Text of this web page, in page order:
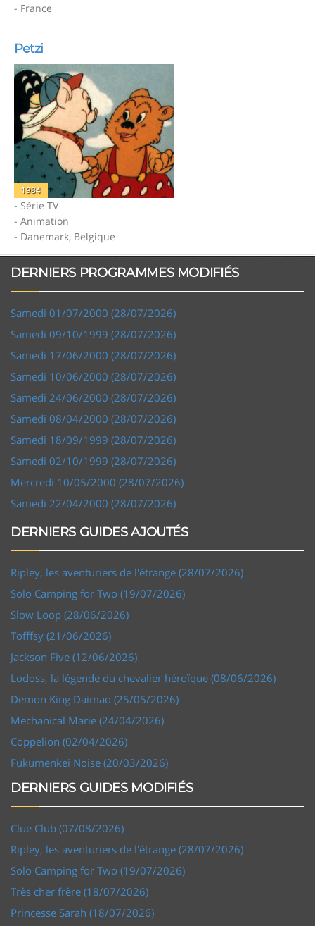
- France
Petzi
1984
- Série TV
- Animation
- Danemark, Belgique
DERNIERS PROGRAMMES MODIFIÉS
Samedi 01/07/2000 (28/07/2026)
Samedi 09/10/1999 (28/07/2026)
Samedi 17/06/2000 (28/07/2026)
Samedi 10/06/2000 (28/07/2026)
Samedi 24/06/2000 (28/07/2026)
Samedi 08/04/2000 (28/07/2026)
Samedi 18/09/1999 (28/07/2026)
Samedi 02/10/1999 (28/07/2026)
Mercredi 10/05/2000 (28/07/2026)
Samedi 22/04/2000 (28/07/2026)
DERNIERS GUIDES AJOUTÉS
Ripley, les aventuriers de l'étrange (28/07/2026)
Solo Camping for Two (19/07/2026)
Slow Loop (28/06/2026)
Tofffsy (21/06/2026)
Jackson Five (12/06/2026)
Lodoss, la légende du chevalier héroïque (08/06/2026)
Demon King Daimao (25/05/2026)
Mechanical Marie (24/04/2026)
Coppelion (02/04/2026)
Fukumenkei Noise (20/03/2026)
DERNIERS GUIDES MODIFIÉS
Clue Club (07/08/2026)
Ripley, les aventuriers de l'étrange (28/07/2026)
Solo Camping for Two (19/07/2026)
Très cher frère (18/07/2026)
Princesse Sarah (18/07/2026)